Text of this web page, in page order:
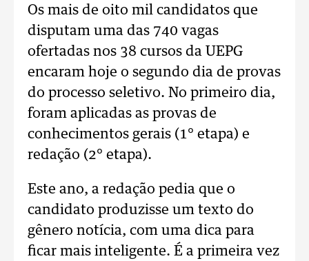
Os mais de oito mil candidatos que
disputam uma das 740 vagas
ofertadas nos 38 cursos da UEPG
encaram hoje o segundo dia de provas
do processo seletivo. No primeiro dia,
foram aplicadas as provas de
conhecimentos gerais (1° etapa) e
redação (2° etapa).
Este ano, a redação pedia que o
candidato produzisse um texto do
gênero notícia, com uma dica para
ficar mais inteligente. É a primeira vez